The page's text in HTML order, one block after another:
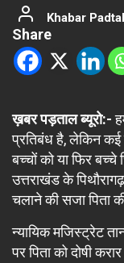
Khabar
Share
ख़बर पड़ताल ब्यूरो:-
प्रतिबंध है, लेकिन कई
बच्चों को या फिर
उत्तराखंड के
चलाने की सजा पिता
न्यायिक मजिस्ट्रेट
पर पिता को दोषी